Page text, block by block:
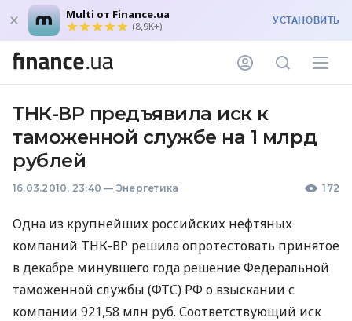
Multi от Finance.ua
(8,9K+) УСТАНОВИТЬ
ТНК-ВР предъявила иск к
таможенной службе на 1 млрд
рублей
16.03.2010, 23:40 — Энергетика 172
Одна из крупнейших российских нефтяных
компаний ТНК-ВР решила опротестовать принятое
в декабре минувшего года решение Федеральной
таможенной службы (ФТС) РФ о взыскании с
компании 921,58 млн руб. Соответствующий иск